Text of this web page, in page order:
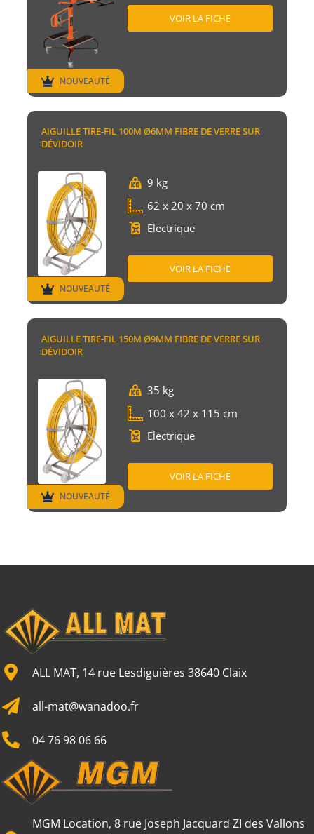
VOIR LA FICHE
NOUVEAUTÉ
AIGUILLE TIRE-FIL 100M Ø6MM FIBRE DE VERRE SUR
DÉVIDOIR
9 kg
62 x 20 x 70 cm
Electrique
VOIR LA FICHE
NOUVEAUTÉ
AIGUILLE TIRE-FIL 150M Ø9MM FIBRE DE VERRE SUR
DÉVIDOIR
35 kg
100 x 42 x 115 cm
Electrique
VOIR LA FICHE
NOUVEAUTÉ
ALL MAT, 14 rue Lesdiguières 38640 Claix
all-mat@wanadoo.fr
04 76 98 06 66
MGM Location, 8 rue Joseph Jacquard ZI des Vallons